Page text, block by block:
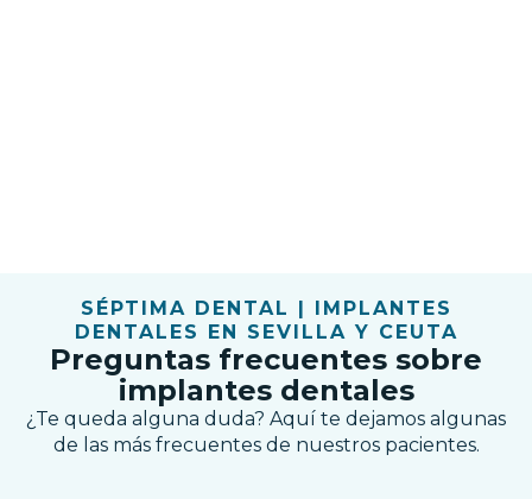
SÉPTIMA DENTAL | IMPLANTES
DENTALES EN SEVILLA Y CEUTA
Preguntas frecuentes sobre
implantes dentales
¿Te queda alguna duda? Aquí te dejamos algunas
de las más frecuentes de nuestros pacientes.